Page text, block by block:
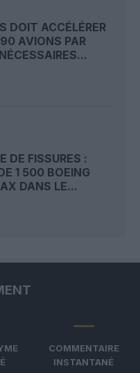
DOIT ACCÉLÉRER
AVIONS PAR
DE FISSURES :
1 500 BOEING
DANS LE...
COMMENTAIRE
INSTANTANÉ